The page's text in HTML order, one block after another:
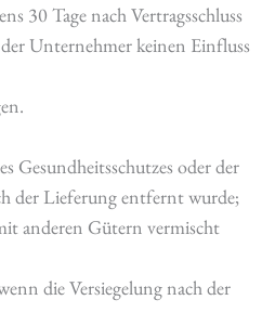
30 Tage nach Vertragsschluss
Unternehmer keinen Einfluss
Gesundheitsschutzes oder der
der Lieferung entfernt wurde;
anderen Gütern vermischt
die Versiegelung nach der